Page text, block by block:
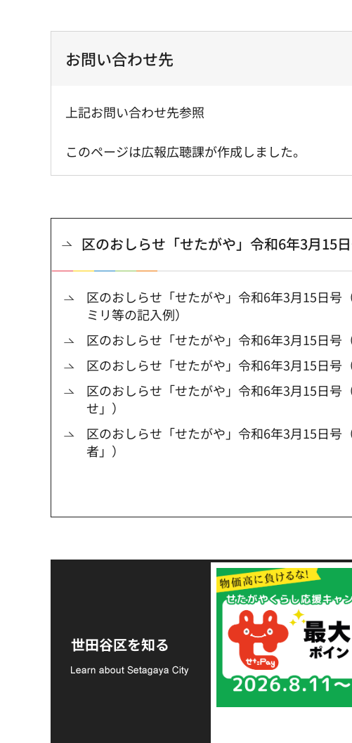
お問い合わせ先
上記お問い合わせ先参照
このページは広報広聴課が作成しました。
区のおしらせ「せたがや」令和6年3月15
区のおしらせ「せたがや」令和6年3月15日号
ミリ等の記入例）
区のおしらせ「せたがや」令和6年3月15日号（
区のおしらせ「せたがや」令和6年3月15日号（
区のおしらせ「せたがや」令和6年3月15日号
せ」）
区のおしらせ「せたがや」令和6年3月15日号
者」）
世田谷区を知る
支援金の募集につい
て